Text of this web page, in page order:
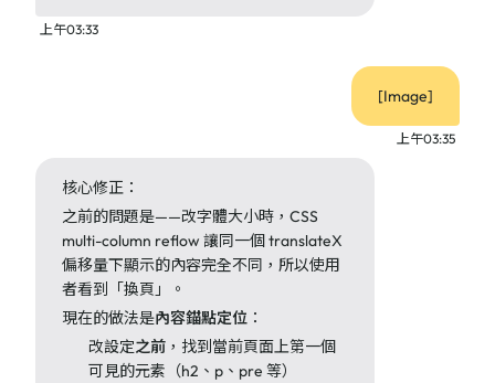
上午03:33
[Image]
上午03:35
核心修正：
之前的問題是——改字體大小時，CSS
multi-column reflow 讓同一個 translateX
偏移量下顯示的內容完全不同，所以使用
者看到「換頁」。
現在的做法是內容錨點定位 ：
改設定之前 ，找到當前頁面上第一個
可見的元素（h2、p、pre 等）